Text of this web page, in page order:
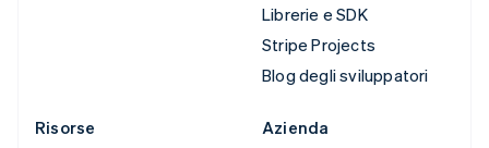
Librerie e SDK
Stripe Projects
Blog degli sviluppatori
Risorse
Azienda